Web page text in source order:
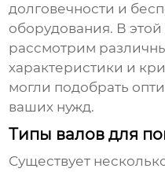
долговечности и
оборудования. В
рассмотрим
характеристики и
могли подобрать
ваших нужд.
Типы валов для
Существует